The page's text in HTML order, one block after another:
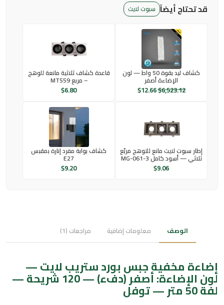
قد تحتاج أيضاً سبوت لايت
كشاف ليد بقوة 50 واط — لون
الإضاءة أصفر
$6,523.12
$12.66
قاعدة كشاف ثلاثية مانعة للوهج
– مربع MT559
$6.80
إطار سبوت لايت مانع للتوهج مربّع
ثلاثي — أسود كامل MG-061-3
$9.06
كشاف بوابة مفرد إنارة بمقبس
E27
$9.20
الوصف معلومات إضافية مراجعات (1)
إضاءة مخفية جبس بورد ستريب لايت —
لون الإضاءة: أصفر (دفء) — 120 شريحة —
لفة 50 متر — توفل